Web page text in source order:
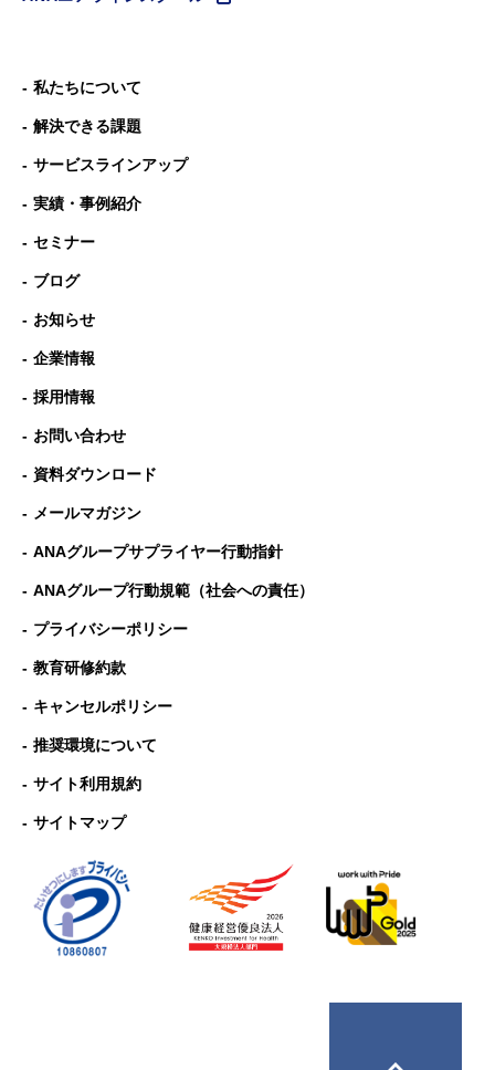
私たちについて
解決できる課題
サービスラインアップ
実績・事例紹介
セミナー
ブログ
お知らせ
企業情報
採用情報
お問い合わせ
資料ダウンロード
メールマガジン
ANAグループサプライヤー行動指針
ANAグループ⾏動規範（社会への責任）
プライバシーポリシー
教育研修約款
キャンセルポリシー
推奨環境について
サイト利用規約
サイトマップ